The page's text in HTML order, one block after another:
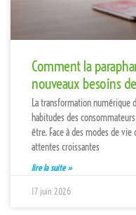
Comment la
nouveaux besoins
La transformation numérique
habitudes des
être. Face à des modes de
attentes croissantes
lire la suite »
17 juin 2026